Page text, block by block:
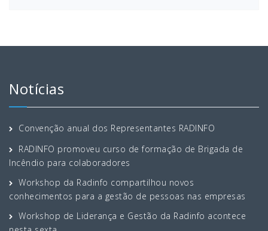
Notícias
Convenção anual dos Representantes RADINFO
RADINFO promoveu curso de formação de Brigada de
Incêndio para colaboradores
Workshop da Radinfo compartilhou novos
conhecimentos para a gestão de pessoas nas empresas
Workshop de Liderança e Gestão da Radinfo acontece